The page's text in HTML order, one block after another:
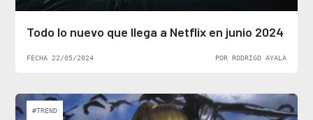
Todo lo nuevo que llega a Netflix en junio 2024
FECHA 22/05/2024 POR RODRIGO AYALA
#TREND